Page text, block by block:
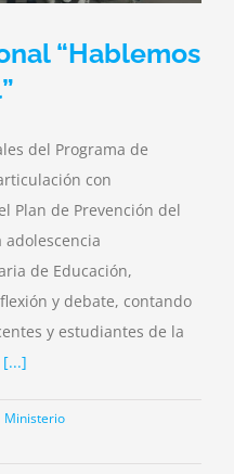
“Hablemos
del Programa de
con
Plan de Prevención del
de Educación,
y debate, contando
y estudiantes de la
[...]
Ministerio